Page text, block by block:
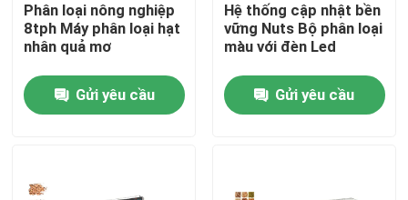
Trang Chủ
Các sản phẩm
Tham quan nhà máy
Phân loại nông nghiệp
8tph Máy phân loại hạt
nhân quả mơ
Gửi yêu cầu
Hệ thống cập nhật bền
vững Nuts Bộ phân loại
màu với đèn Led
Gửi yêu cầu